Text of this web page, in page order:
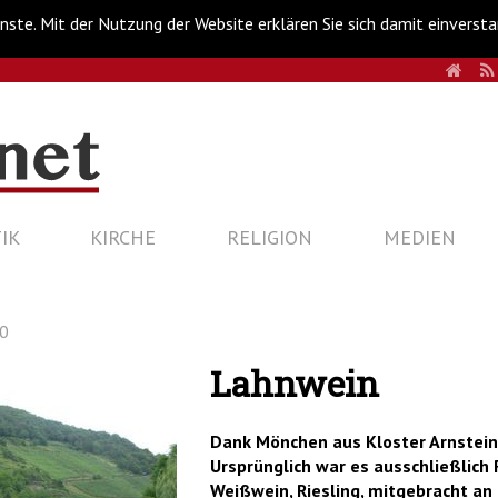
Mit der Nutzung der Website erklären Sie sich damit
KIRCHE RELIGION MEDIEN
Lahnwein
Dank Mönchen aus Kloster
Ursprünglich war es ausschließlich
Weißwein, Riesling, mitgebracht